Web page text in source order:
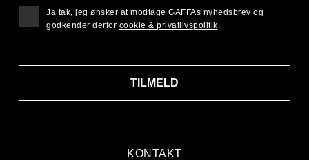
KONTAKT
TILMELD
Ja tak, jeg ønsker at modtage GAFFAs nyhedsbrev og
godkender derfor cookie & privatlivspolitik.